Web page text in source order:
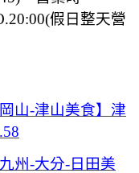
假日整天營
山-津山美食】津
州-大分-日田美